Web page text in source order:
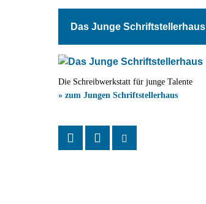
Das Junge Schriftstellerhaus
Die Schreibwerkstatt für junge Talente
» zum Jungen Schriftstellerhaus